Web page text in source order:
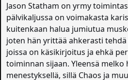
Jason Statham on yrmy
pälvikaljussa on voimakasta
kuitenkaan halua jumiutua
joten hän yrittää ahkerasti
joissa on käsikirjoitus ja ehkä
toiminnan sijaan. Yleensä melko
menestyksellä, sillä Chaos ja